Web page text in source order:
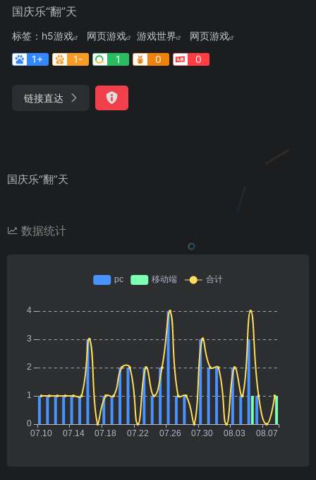
国庆乐“翻”天
标签： h5游戏 网页游戏 游戏世界
网页游戏
1+
1- 1 0 0
链接直达
国庆乐“翻”天
数据统计